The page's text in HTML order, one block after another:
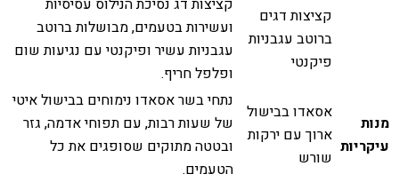
קציצות דגים
ברוטב עגבניות
פיקנטי
ועשירות בטעמים, מבושלות ברוטב
עגבניות עשיר ופיקנטי עם נגיעות שום
ופלפל חריף.
מנות
עיקריות
אסאדו בבישול
ארוך עם ירקות
שורש
נתחי בשר אסאדו נימוחים בבישול איטי
של שעות רבות, עם תפוחי אדמה, גזר
ובטטה מתוקים שסופגים את כל
הטעמים.